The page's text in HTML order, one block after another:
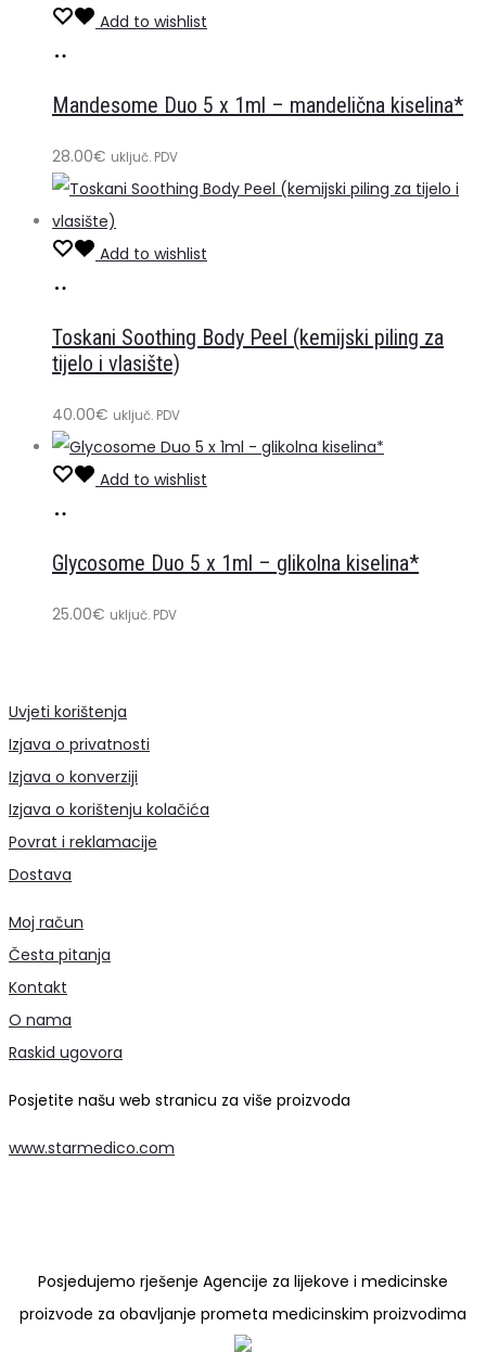
Add to wishlist
košaricu
Mandesome Duo 5 x 1ml – mandelična kiselina*
28.00€ uključ. PDV
Add to wishlist
košaricu
Toskani Soothing Body Peel (kemijski piling za
tijelo i vlasište)
40.00€ uključ. PDV
Add to wishlist
košaricu
Glycosome Duo 5 x 1ml – glikolna kiselina*
25.00€ uključ. PDV
Uvjeti korištenja
Izjava o privatnosti
Izjava o konverziji
Izjava o korištenju kolačića
Povrat i reklamacije
Dostava
Moj račun
Česta pitanja
Kontakt
O nama
Raskid ugovora
Posjetite našu web stranicu za više proizvoda
www.starmedico.com
Posjedujemo rješenje Agencije za lijekove i medicinske
proizvode za obavljanje prometa medicinskim proizvodima